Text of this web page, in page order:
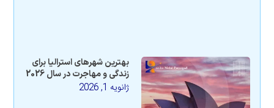
بهترین شهرهای استرالیا برای
زندگی و مهاجرت در سال 2026
ژانویه 1, 2026